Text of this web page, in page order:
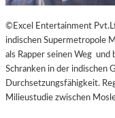
©Excel Entertainment
indischen Supermetropole
als Rapper seinen Weg
Schranken in der indischen
Durchsetzungsfähigkeit.
Milieustudie zwischen